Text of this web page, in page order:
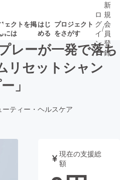
ェクトを掲
には
はじ
める
プロジェクト
をさがす
プロ 募集終了が近いプ
ェット
ロ
グ
イ
ン
/
新
規
会
員
登
録
レーが一発で落ち
リセットシャン
」
ーティー・ヘルスケア
現在の支援総
額